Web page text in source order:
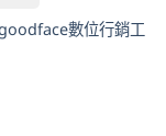
Delivery數位行銷工